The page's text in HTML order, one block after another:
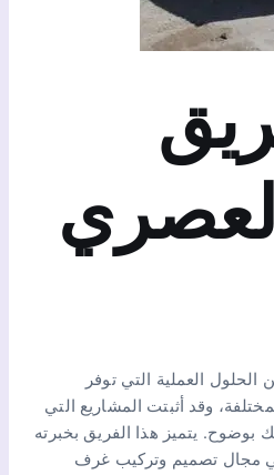
العملية التي توفر
وقد أثبتت المشاريع التي
بوضوح. يتميز هذا الفريق بخبرته
في مجال تصميم وتركيب غرف